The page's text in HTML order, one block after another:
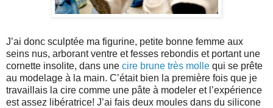
J’ai donc sculptée ma figurine, petite bonne femme aux
seins nus, arborant ventre et fesses rebondis et portant une
cornette insolite, dans une cire brune très molle qui se prête
au modelage à la main. C’était bien la première fois que je
travaillais la cire comme une pâte à modeler et l’expérience
est assez libératrice! J’ai fais deux moules dans du silicone